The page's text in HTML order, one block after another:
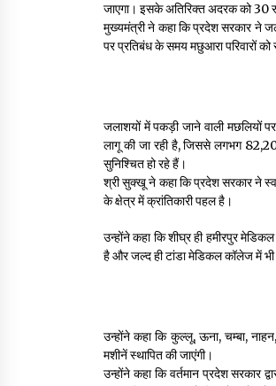
जाएगा। इसके अतिरिक्त अदरक को 30
मुख्यमंत्री ने कहा कि प्रदेश सरकार ने
पर प्रतिबंध के समय मछुआरा परिवारों
जलाशयों में पकड़ी जाने वाली मछलियों
लागू की जा रही है, जिससे लगभग
सुनिश्चित हो रहे हैं।
श्री सुक्खू ने कहा कि प्रदेश सरकार ने
के क्षेत्र में क्रांतिकारी पहल है।
उन्होंने कहा कि शीघ्र ही हमीरपुर
है और जल्द ही टांडा मेडिकल कॉलेज में भी
उन्होंने कहा कि कुल्लू, ऊना, चम्बा,
मशीनें स्थापित की जाएंगी।
उन्होंने कहा कि वर्तमान प्रदेश सरकार